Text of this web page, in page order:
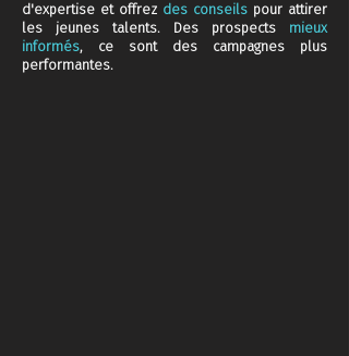
d'expertise et offrez des conseils pour attirer
les jeunes talents. Des prospects mieux
informés, ce sont des campagnes plus
performantes.